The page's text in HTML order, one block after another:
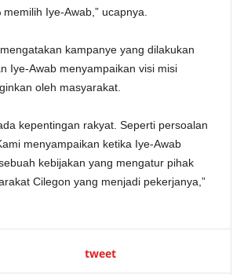
Iye-Awab,” ucapnya.
kampanye yang dilakukan
Iye-Awab menyampaikan visi misi
oleh masyarakat.
kepentingan rakyat. Seperti persoalan
menyampaikan ketika Iye-Awab
kebijakan yang mengatur pihak
Cilegon yang menjadi pekerjanya,”
tweet